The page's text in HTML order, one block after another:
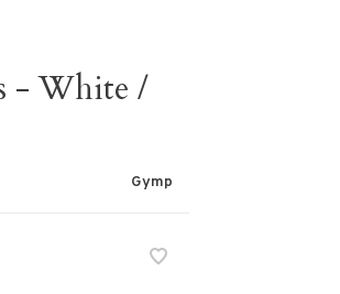
- White /
Gymp